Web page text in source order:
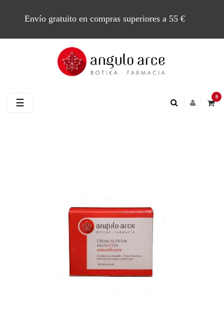
Envío gratuito en compras superiores a 55 €
0
Navegación
☰